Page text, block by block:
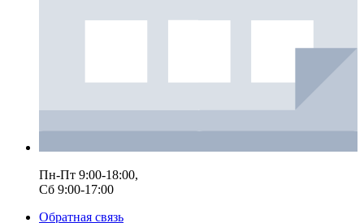
Пн-Пт 9:00-18:00,
Сб 9:00-17:00
Обратная связь